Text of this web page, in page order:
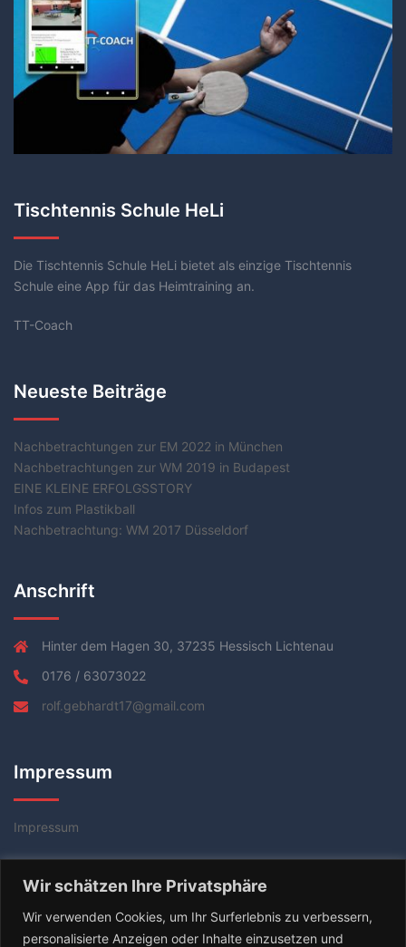
Wir schätzen Ihre Privatsphäre
Wir verwenden Cookies, um Ihr Surferlebnis zu verbessern,
personalisierte Anzeigen oder Inhalte einzusetzen und
Tischtennis Schule HeLi
Die Tischtennis Schule HeLi bietet als einzige Tischtennis
Schule eine App für das Heimtraining an.
TT-Coach
Neueste Beiträge
Nachbetrachtungen zur EM 2022 in München
Nachbetrachtungen zur WM 2019 in Budapest
EINE KLEINE ERFOLGSSTORY
Infos zum Plastikball
Nachbetrachtung: WM 2017 Düsseldorf
Anschrift
Hinter dem Hagen 30, 37235 Hessisch Lichtenau
0176 / 63073022
rolf.gebhardt17@gmail.com
Impressum
Impressum